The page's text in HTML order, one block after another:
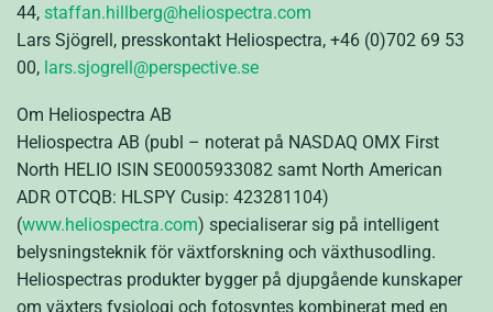
44, staffan.hillberg@heliospectra.com
Lars Sjögrell, presskontakt Heliospectra, +46 (0)702 69 53
00, lars.sjogrell@perspective.se
Om Heliospectra AB
Heliospectra AB (publ – noterat på NASDAQ OMX First
North HELIO ISIN SE0005933082 samt North American
ADR OTCQB: HLSPY Cusip: 423281104)
(www.heliospectra.com) specialiserar sig på intelligent
belysningsteknik för växtforskning och växthusodling.
Heliospectras produkter bygger på djupgående kunskaper
om växters fysiologi och fotosyntes kombinerat med en